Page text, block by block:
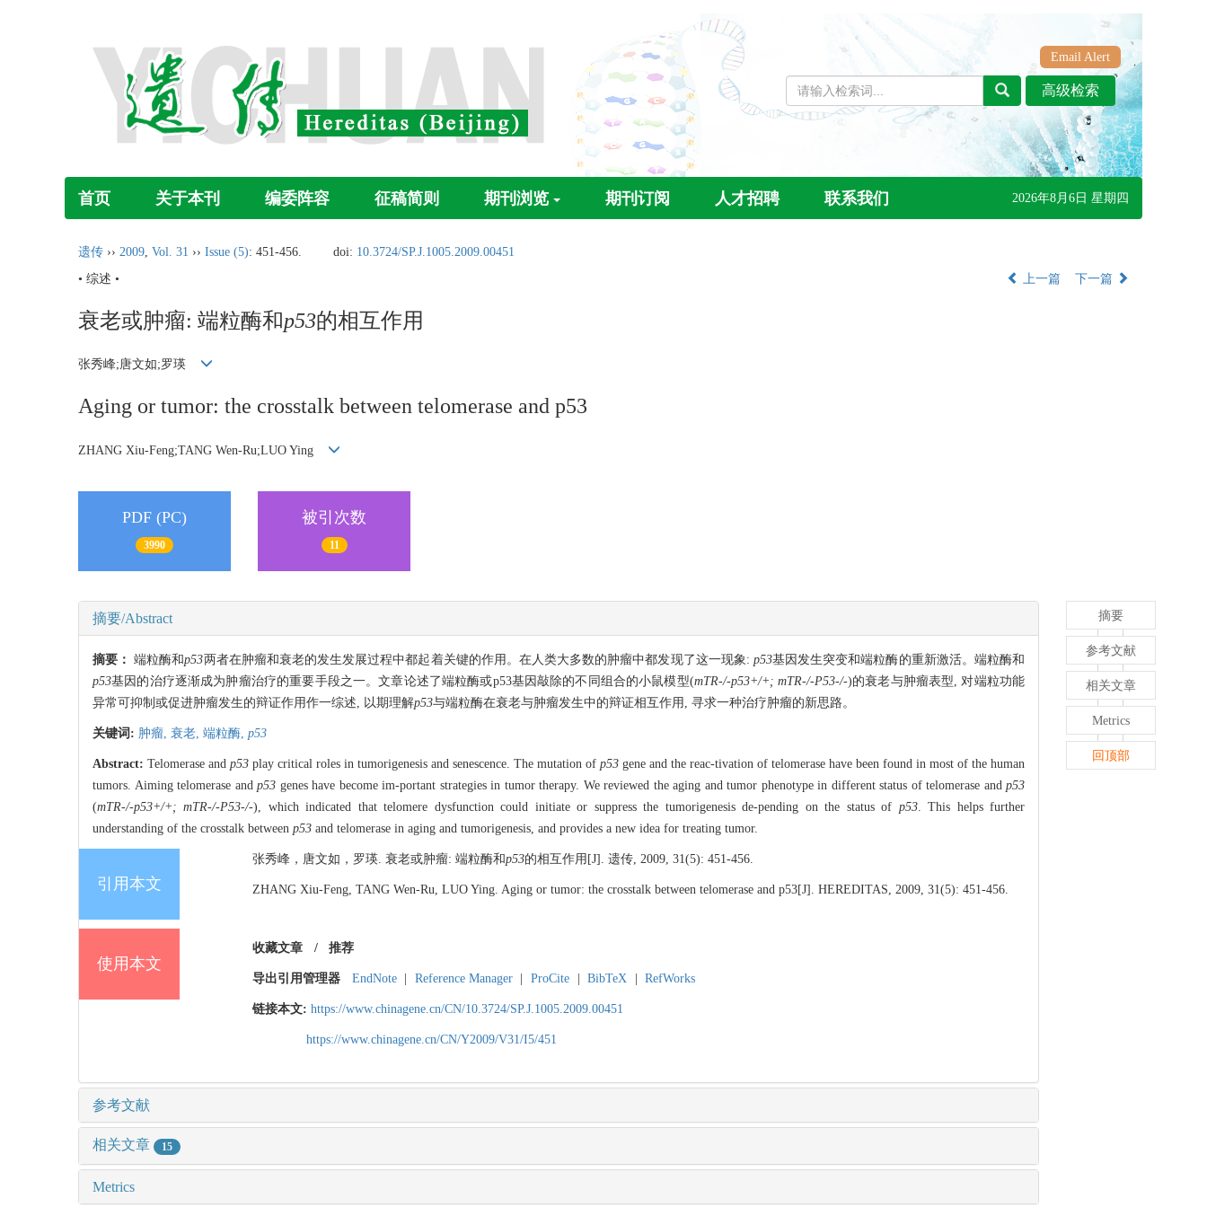
Email Alert
首页 关于本刊 编委阵容 征稿简则 期刊浏览 期刊订阅 人才招聘 联系我们 2026年8月6日 星期四
遗传 ›› 2009, Vol. 31 ›› Issue (5): 451-456. doi: 10.3724/SP.J.1005.2009.00451
• 综述 •
上一篇 下一篇
衰老或肿瘤: 端粒酶和p53的相互作用
张秀峰;唐文如;罗瑛
Aging or tumor: the crosstalk between telomerase and p53
ZHANG Xiu-Feng;TANG Wen-Ru;LUO Ying
PDF (PC)
3990
被引次数
11
摘要/Abstract
摘要：端粒酶和p53两者在肿瘤和衰老的发生发展过程中都起着关键的作用。在人类大多数的肿瘤中都发现了这一现象: p53基因发生突变和端粒酶的重新激活。端粒酶和
p53基因的治疗逐渐成为肿瘤治疗的重要手段之一。文章论述了端粒酶或p53基因敲除的不同组合的小鼠模型(mTR-/-p53+/+; mTR-/-P53-/-)的衰老与肿瘤表型, 对端粒功能
异常可抑制或促进肿瘤发生的辩证作用作一综述, 以期理解p53与端粒酶在衰老与肿瘤发生中的辩证相互作用, 寻求一种治疗肿瘤的新思路。
关键词: 肿瘤, 衰老, 端粒酶, p53
Abstract: Telomerase and p53 play critical roles in tumorigenesis and senescence. The mutation of p53 gene and the reac-tivation of telomerase have been found in most of the human
tumors. Aiming telomerase and p53 genes have become im-portant strategies in tumor therapy. We reviewed the aging and tumor phenotype in different status of telomerase and p53
(mTR-/-p53+/+; mTR-/-P53-/-), which indicated that telomere dysfunction could initiate or suppress the tumorigenesis de-pending on the status of p53. This helps further
understanding of the crosstalk between p53 and telomerase in aging and tumorigenesis, and provides a new idea for treating tumor.
引用本文
张秀峰，唐文如，罗瑛. 衰老或肿瘤: 端粒酶和p53的相互作用[J]. 遗传, 2009, 31(5): 451-456.
ZHANG Xiu-Feng, TANG Wen-Ru, LUO Ying. Aging or tumor: the crosstalk between telomerase and p53[J]. HEREDITAS, 2009, 31(5): 451-456.
使用本文
收藏文章 / 推荐
导出引用管理器 EndNote Reference Manager ProCite BibTeX RefWorks
链接本文: https://www.chinagene.cn/CN/10.3724/SP.J.1005.2009.00451
https://www.chinagene.cn/CN/Y2009/V31/I5/451
参考文献
相关文章 15
Metrics
摘要
参考文献
相关文章
Metrics
回顶部